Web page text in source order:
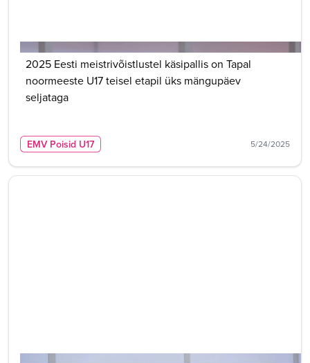
2025 Eesti meistrivõistlustel käsipallis on Tapal
noormeeste U17 teisel etapil üks mängupäev
seljataga
EMV Poisid U17 5/24/2025